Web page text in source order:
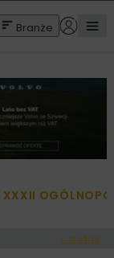
Branże
XXXII
< Cofnij